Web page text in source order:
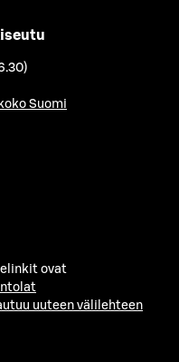
Suomi
ovat
uuteen välilehteen